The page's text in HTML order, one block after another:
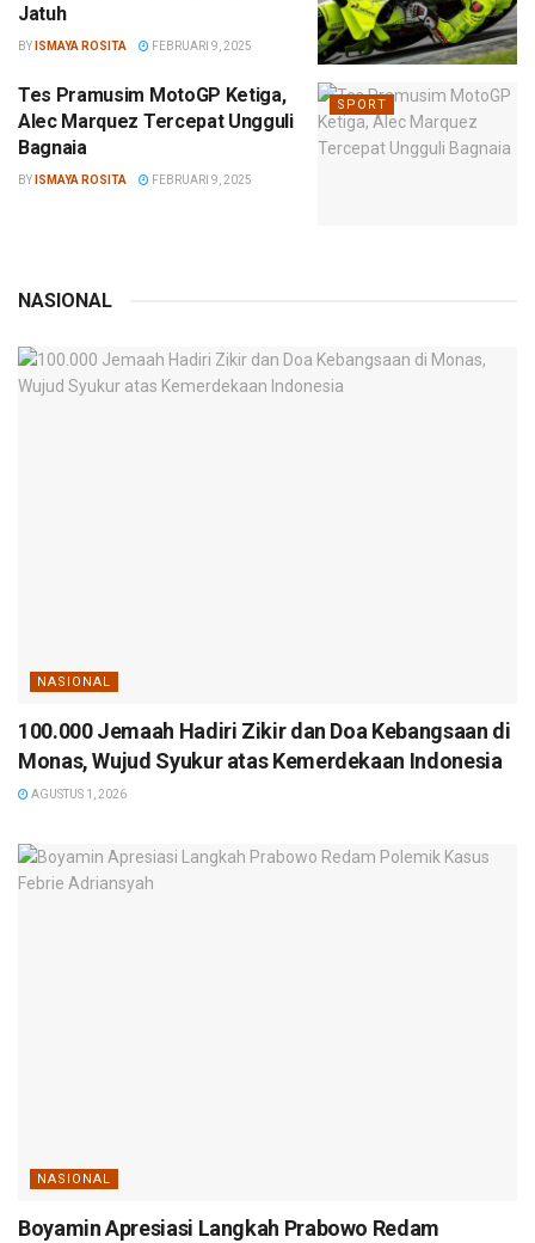
Jatuh
BY ISMAYA ROSITA FEBRUARI 9, 2025
SPORT
Tes Pramusim MotoGP Ketiga,
Alec Marquez Tercepat Ungguli
Bagnaia
BY ISMAYA ROSITA FEBRUARI 9, 2025
NASIONAL
NASIONAL
100.000 Jemaah Hadiri Zikir dan Doa Kebangsaan di
Monas, Wujud Syukur atas Kemerdekaan Indonesia
AGUSTUS 1, 2026
NASIONAL
Boyamin Apresiasi Langkah Prabowo Redam